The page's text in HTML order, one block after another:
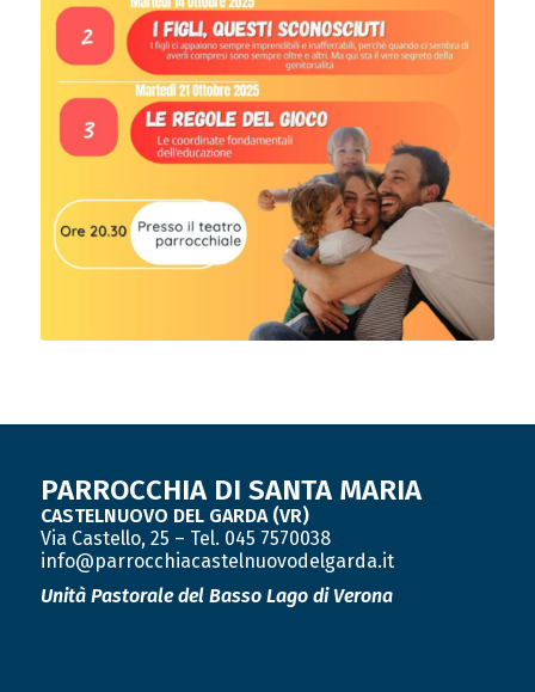
PARROCCHIA DI SANTA MARIA
CASTELNUOVO DEL GARDA (VR)
Via Castello, 25 – Tel. 045 7570038
info@parrocchiacastelnuovodelgarda.it
Unità Pastorale del Basso Lago di Verona